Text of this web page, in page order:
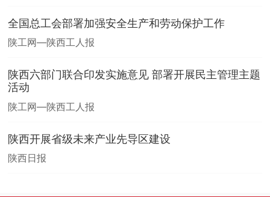
全国总工会部署加强安全生产和劳动保护工作
陕工网—陕西工人报
陕西六部门联合印发实施意见 部署开展民主管理主题
活动
陕工网—陕西工人报
陕西开展省级未来产业先导区建设
陕西日报